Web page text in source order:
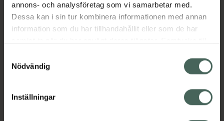
annons- och analysföretag som vi samarbetar med.
Dessa kan i sin tur kombinera informationen med annan
information som du har tillhandahållit eller som de har
återkalla ditt samtycke via webbplatsens
cookieinställningar. Ett återkallat samtycke påverkar inte
lagligheten av behandling som skett innan återkallelsen.
Nödvändig
Inställningar
EAN:08594739261662
Visa